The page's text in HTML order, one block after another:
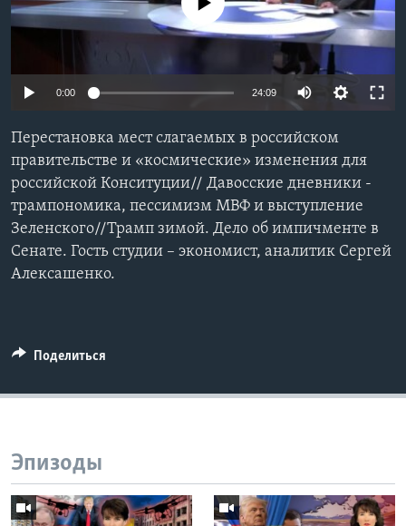
Learning English
Языки
No media source currently available
0:00 24:09
Перестановка мест слагаемых в российском
правительстве и «космические» изменения для
российской Конситуции// Давосские дневники -
трампономика, пессимизм МВФ и выступление
Зеленского//Трамп зимой. Дело об импичменте в
Сенате. Гость студии – экономист, аналитик Сергей
Алексашенко.
Поделиться
Эпизоды